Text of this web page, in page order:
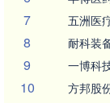
7 五洲医
8 耐科装
9 一博科
10 方邦股